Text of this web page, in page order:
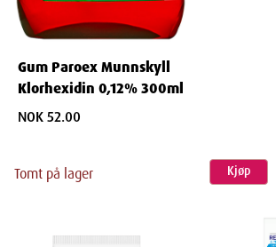
Gum Paroex Munnskyll
Klorhexidin 0,12% 300ml
NOK 52.00
Tomt på lager Kjøp